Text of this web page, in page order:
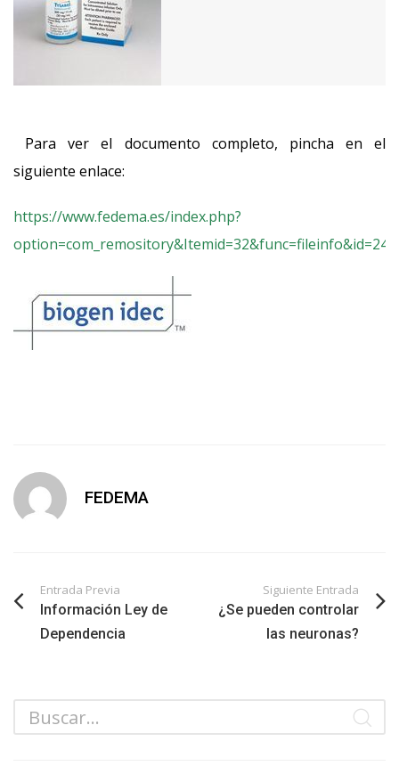
Para ver el documento completo, pincha en el
siguiente enlace:
https://www.fedema.es/index.php?
option=com_remository&Itemid=32&func=fileinfo&id=24
FEDEMA
Entrada Previa
Información Ley de
Dependencia
Siguiente Entrada
¿Se pueden controlar
las neuronas?